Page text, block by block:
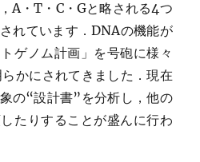
A・T・C・Gと略される4つ
れています．DNAの機能が
ゲノム計画」を号砲に様々
かにされてきました．現在
の“設計書”を分析し，他の
たりすることが盛んに行わ